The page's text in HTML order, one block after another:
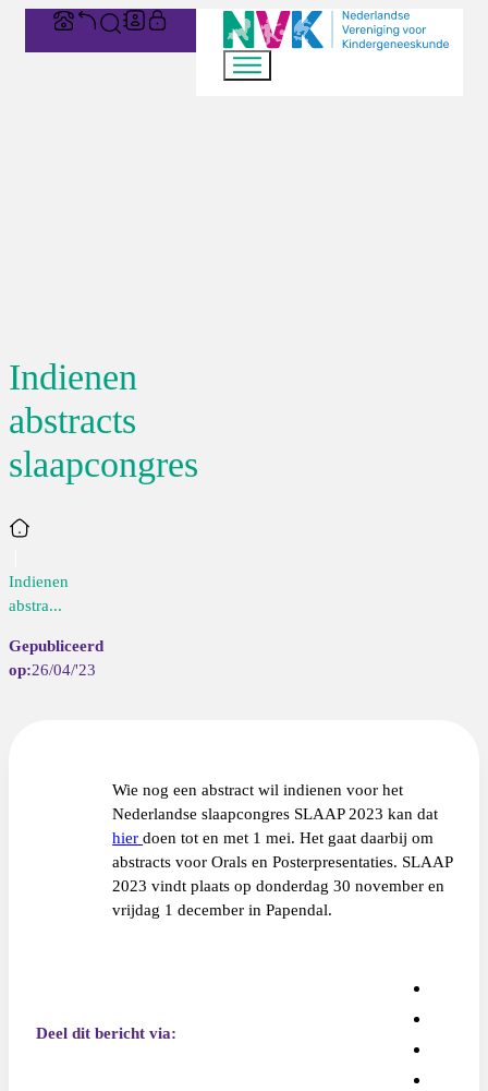
Indienen
abstracts
slaapcongres
Home
Indienen
abstra...
26/04/'23
Wie nog een abstract wil indienen voor het
Nederlandse slaapcongres SLAAP 2023 kan dat
hierdoen tot en met 1 mei. Het gaat daarbij om
abstracts voor Orals en Posterpresentaties. SLAAP
2023 vindt plaats op donderdag 30 november en
vrijdag 1 december in Papendal.
Deel dit bericht via: